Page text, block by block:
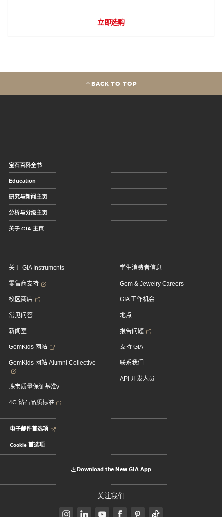
立即选购
BACK TO TOP
宝石百科全书
Education
研究与新闻主页
分析与分级主页
关于 GIA 主页
关于 GIA Instruments
零售商支持
校区商店
常见问答
新闻室
GemKids 网站
GemKids 网站 Alumni Collective
珠宝质量保证基准v
4C 钻石品质标准
学生消费者信息
Gem & Jewelry Careers
GIA 工作机会
地点
报告问题
支持 GIA
联系我们
API 开发人员
电子邮件首选项
Cookie 首选项
Download the New GIA App
关注我们